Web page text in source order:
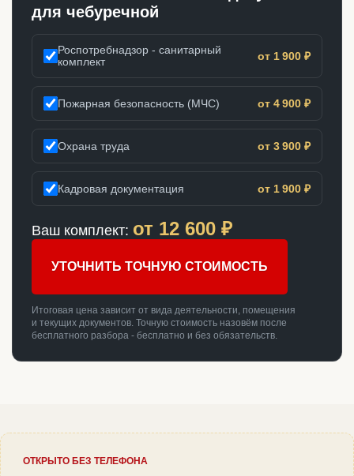
для чебуречной
Роспотребнадзор - санитарный
комплект
от 1 900 ₽
Пожарная безопасность (МЧС) от 4 900 ₽
Охрана труда от 3 900 ₽
Кадровая документация от 1 900 ₽
Ваш комплект: от 12 600 ₽
УТОЧНИТЬ ТОЧНУЮ СТОИМОСТЬ
Итоговая цена зависит от вида деятельности, помещения
и текущих документов. Точную стоимость назовём после
бесплатного разбора - бесплатно и без обязательств.
ОТКРЫТО БЕЗ ТЕЛЕФОНА